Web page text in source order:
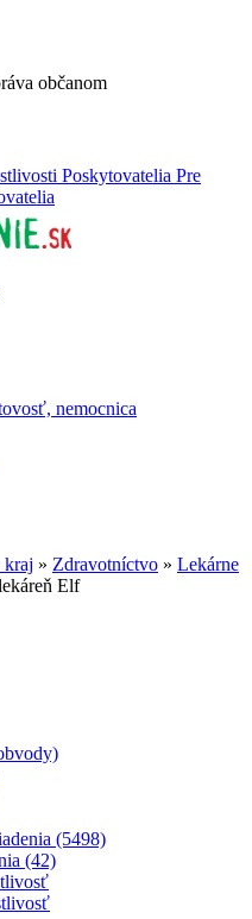
občanom
Poskytovatelia Pre
nemocnica
kraj » Zdravotníctvo » Lekárne
Elf
(5498)
(42)